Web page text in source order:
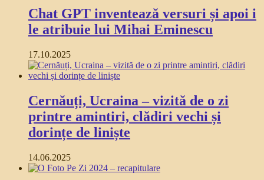
Chat GPT inventează versuri și apoi i
le atribuie lui Mihai Eminescu
17.10.2025
Cernăuți, Ucraina – vizită de o zi
printre amintiri, clădiri vechi și
dorințe de liniște
14.06.2025